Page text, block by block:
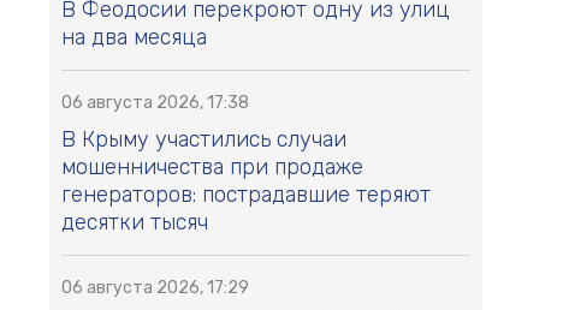
В Феодосии перекроют одну из улиц
на два месяца
06 августа 2026, 17:38
В Крыму участились случаи
мошенничества при продаже
генераторов: пострадавшие теряют
десятки тысяч
06 августа 2026, 17:29